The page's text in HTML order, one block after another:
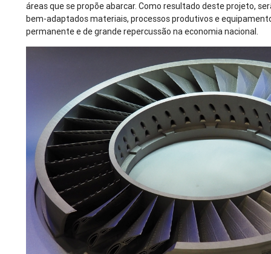
áreas que se propõe abarcar. Como resultado deste projeto,
bem-adaptados materiais, processos produtivos e
permanente e de grande repercussão na economia nacional.